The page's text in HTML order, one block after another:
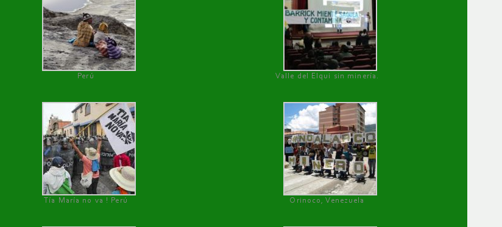
Perú Valle del Elqui sin minería.
Tía María no va ! Perú Orinoco, Venezuela